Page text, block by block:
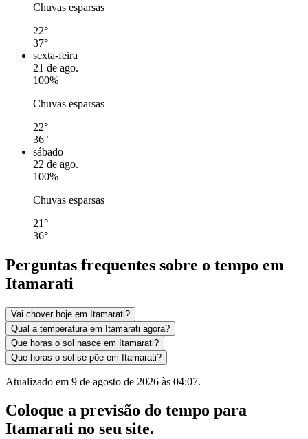
Chuvas esparsas
22°
37°
sexta-feira
21 de ago.
100%
Chuvas esparsas
22°
36°
sábado
22 de ago.
100%
Chuvas esparsas
21°
36°
Perguntas frequentes sobre o tempo em
Itamarati
Vai chover hoje em Itamarati?
Qual a temperatura em Itamarati agora?
Que horas o sol nasce em Itamarati?
Que horas o sol se põe em Itamarati?
Atualizado em 9 de agosto de 2026 às 04:07.
Coloque a previsão do tempo para
Itamarati no seu site.